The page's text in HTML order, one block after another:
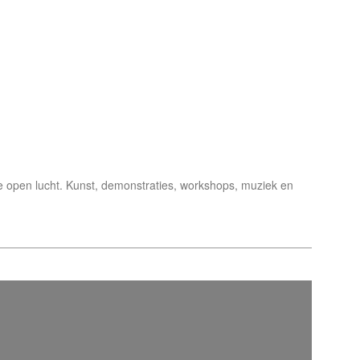
lucht. Kunst, demonstraties, workshops, muziek en